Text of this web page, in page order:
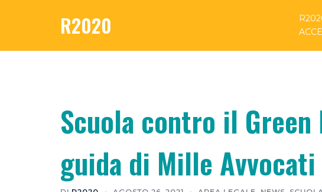
R2020
Scuola contro il Green
guida di Mille